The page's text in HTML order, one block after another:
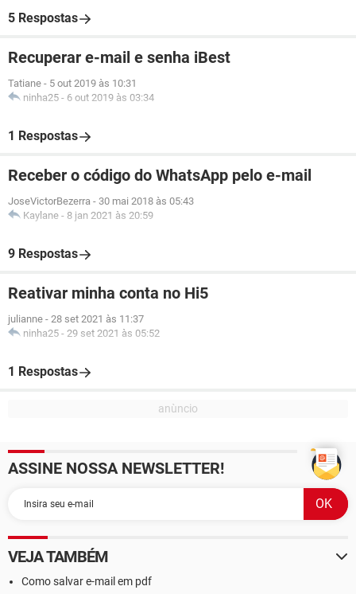
5 Respostas
Recuperar e-mail e senha iBest
Tatiane - 5 out 2019 às 10:31
ninha25 - 6 out 2019 às 03:34
1 Respostas
Receber o código do WhatsApp pelo e-mail
JoseVictorBezerra - 30 mai 2018 às 05:43
Kaylane - 8 jan 2021 às 20:59
9 Respostas
Reativar minha conta no Hi5
julianne - 28 set 2021 às 11:37
ninha25 - 29 set 2021 às 05:52
1 Respostas
ASSINE NOSSA NEWSLETTER!
VEJA TAMBÉM
Como salvar e-mail em pdf